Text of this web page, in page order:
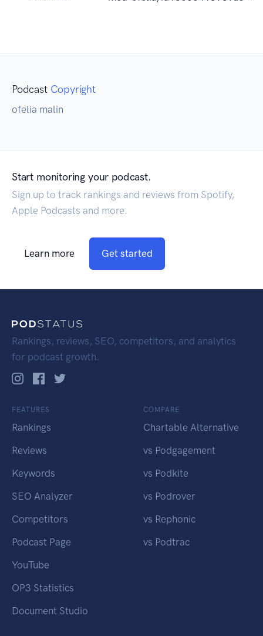
Podcast Copyright
ofelia malin
Start monitoring your podcast.
Sign up to track rankings and reviews from Spotify,
Apple Podcasts and more.
Learn more Get started
Rankings, reviews, SEO, competitors, and analytics
for podcast growth.
FEATURES
Rankings
Reviews
Keywords
SEO Analyzer
Competitors
Podcast Page
YouTube
OP3 Statistics
Document Studio
COMPARE
Chartable Alternative
vs Podgagement
vs Podkite
vs Podrover
vs Rephonic
vs Podtrac